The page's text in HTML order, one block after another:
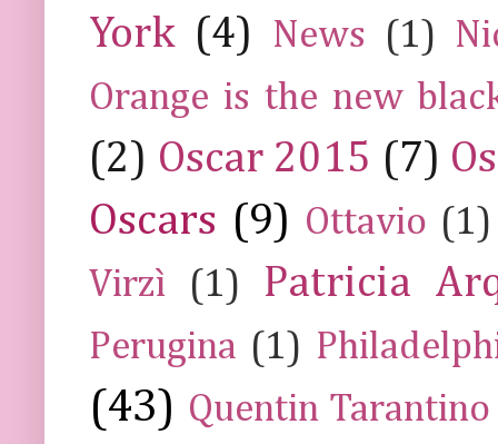
York (4) News (1)
Orange is the new
(2) Oscar 2015 (7)
Oscars (9) Ottavio (1)
Virzì
(1) Patricia
Perugina (1)
(43) Quentin Tarantino